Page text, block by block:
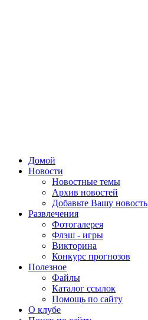
Домой
Новости
Новостные темы
Архив новостей
Добавьте Вашу новость
Развлечения
Фотогалерея
Флэш - игры
Викторина
Конкурс прогнозов
Полезное
Файлы
Каталог ссылок
Помощь по сайту
О клубе